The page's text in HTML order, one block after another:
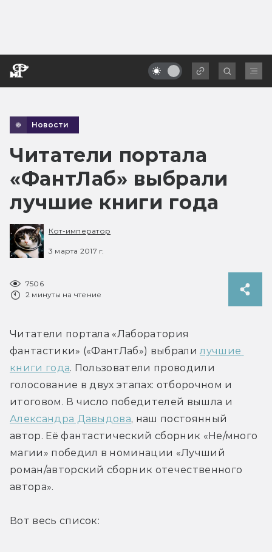
Новости
Читатели портала
«ФантЛаб» выбрали
лучшие книги года
Кот-император
3 марта 2017 г.
7506
2 минуты на чтение
Читатели портала «Лаборатория
фантастики» («ФантЛаб») выбрали лучшие
книги года. Пользователи проводили
голосование в двух этапах: отборочном и
Александра Давыдова, наш постоянный
автор. Её фантастический сборник «Не/много
магии» победил в номинации «Лучший
роман/авторский сборник отечественного
автора».
Вот весь список: